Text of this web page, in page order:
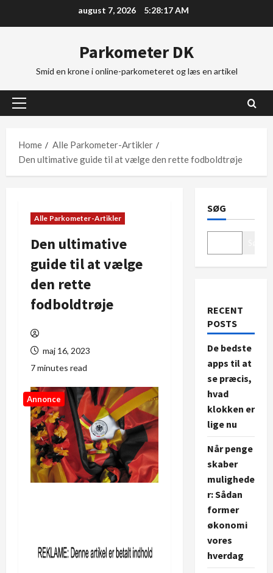
august 7, 2026 5:28:18 AM
Parkometer DK
Smid en krone i online-parkometeret og læs en artikel
Primary
Home
Alle Parkometer-Artikler
Den ultimative guide til at vælge den rette fodboldtrøje
Alle Parkometer-Artikler
Den ultimative
guide til at vælge
den rette
fodboldtrøje
maj 16, 2023
7 minutes read
Annonce
SØG
RECENT
POSTS
De bedste
apps til at
se præcis,
hvad
klokken er
lige nu
Når penge
skaber
mulighede
r: Sådan
former
økonomi
vores
hverdag